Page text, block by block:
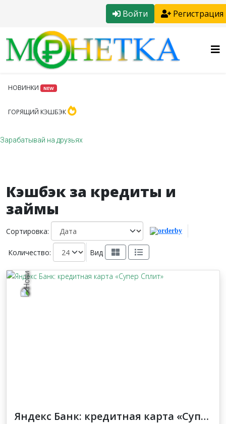
Войти Регистрация
НОВИНКИ NEW
ГОРЯЩИЙ КЭШБЭК
Зарабатывай на друзьях
Кэшбэк за кредиты и
займы
Сортировка:
Количество: Вид
Яндекс Банк: кредитная карта «Супер Сплит»